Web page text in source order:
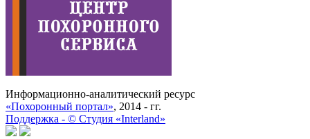
Информационно-аналитический ресурс
«Похоронный портал», 2014 - гг.
Поддержка - © Cтудия «Interland»